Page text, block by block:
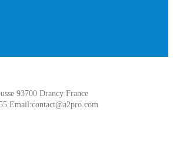
93700 Drancy France
Email:contact@a2pro.com